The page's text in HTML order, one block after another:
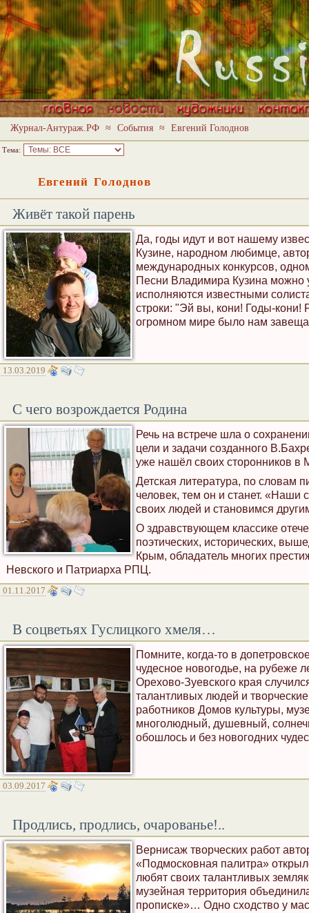
Журнал-Антураж.РФ ≈ События ≈ Евгений Голоднов
Тема:
Евгений Голоднов
Живёт такой парень
Да, годы идут и вот нашему
Кузине, народном любимце,
международных конкурсов,
Песни Владимира Кузина можно
исполняются известными
строки: "Эй вы, кони! Годы-кони!
огромном мире было нам
13.03.2019
С чего возрождается Родина
Речь на встрече шла о
цели и задачи созданного
уже нашёл своих сторонников в
Детская литература, по словам
человек, тем он и станет. «Наши
своих людей и становимся
О здравствующем классике
поэтических, исторических,
Крым, обладатель многих
Невского и Патриарха РПЦ.
01.11.2017
В соцветьях Гуслицкого хмеля…
Помните, когда-то в
чудесное новогодье, на рубеже
Орехово-Зуевского края
талантливых людей и
работников Домов культуры,
многолюдный, душевный,
обошлось и без новогодних
03.09.2017
Продлись, продлись, очарованье!..
Вернисаж творческих работ
«Подмосковная палитра»
любят своих талантливых
музейная территория
прописке»… Одно сходство у